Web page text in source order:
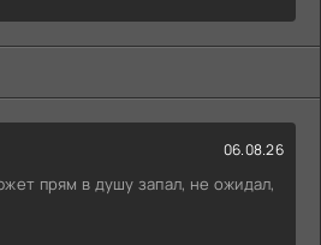
06.08.26
прям в душу запал, не ожидал,